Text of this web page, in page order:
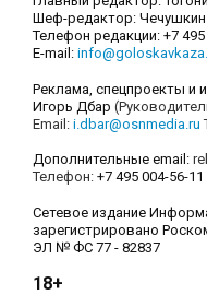
Шеф-редактор: Чечушкин
Телефон редакции: +7 495
E-mail:
Реклама, спецпроекты и
Игорь Дбар
Email: i.dbar@osnmedia.ru
Дополнительные email:
Телефон: +7 495 004-56-11
Сетевое издание
зарегистрировано
ЭЛ № ФС 77 - 82837
18+